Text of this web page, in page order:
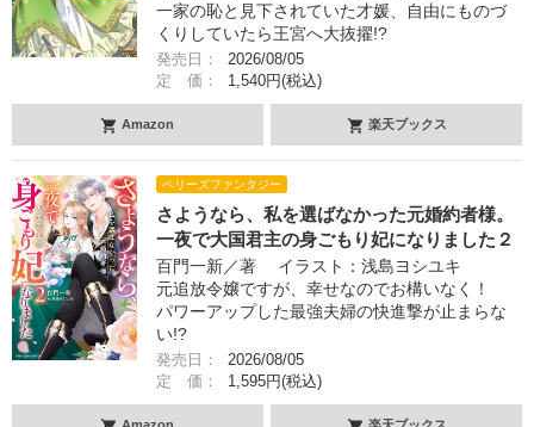
一家の恥と見下されていた才媛、自由にものづ
くりしていたら王宮へ大抜擢!?
発売日：
2026/08/05
定 価：
1,540円(税込)
Amazon 楽天ブックス
ベリーズファンタジー
さようなら、私を選ばなかった元婚約者様。
一夜で大国君主の身ごもり妃になりました２
百門一新／著 イラスト：浅島ヨシユキ
元追放令嬢ですが、幸せなのでお構いなく！
パワーアップした最強夫婦の快進撃が止まらな
い!?
発売日：
2026/08/05
定 価：
1,595円(税込)